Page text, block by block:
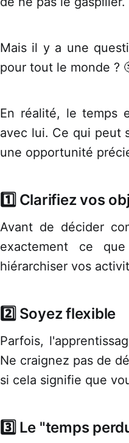
Mais il y a une
pour tout le monde ?
En réalité, le temps
avec lui. Ce qui peut
une opportunité
1️⃣ Clarifiez vos
Avant de décider
exactement ce
hiérarchiser vos
2️⃣ Soyez flexible
Parfois,
Ne craignez pas de
si cela signifie que
3️⃣ Le "temps